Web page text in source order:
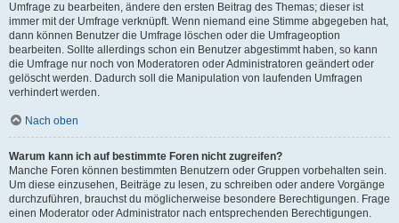
Umfrage zu bearbeiten, ändere den ersten Beitrag des Themas; dieser ist
immer mit der Umfrage verknüpft. Wenn niemand eine Stimme abgegeben hat,
dann können Benutzer die Umfrage löschen oder die Umfrageoption
bearbeiten. Sollte allerdings schon ein Benutzer abgestimmt haben, so kann
die Umfrage nur noch von Moderatoren oder Administratoren geändert oder
gelöscht werden. Dadurch soll die Manipulation von laufenden Umfragen
verhindert werden.
Nach oben
Warum kann ich auf bestimmte Foren nicht zugreifen?
Manche Foren können bestimmten Benutzern oder Gruppen vorbehalten sein.
Um diese einzusehen, Beiträge zu lesen, zu schreiben oder andere Vorgänge
durchzuführen, brauchst du möglicherweise besondere Berechtigungen. Frage
einen Moderator oder Administrator nach entsprechenden Berechtigungen.